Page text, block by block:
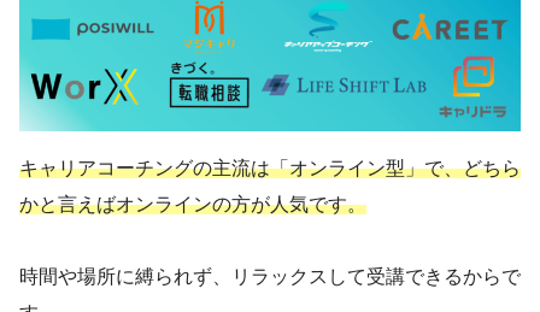
キャリアコーチングの主流は「オンライン型」で、どちら
かと言えばオンラインの方が人気です。
時間や場所に縛られず、リラックスして受講できるからで